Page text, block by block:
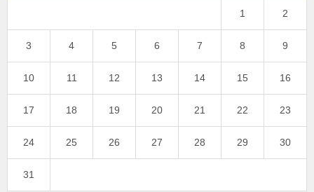
1 2
3 4 5 6 7 8 9
10 11 12 13 14 15 16
17 18 19 20 21 22 23
24 25 26 27 28 29 30
31